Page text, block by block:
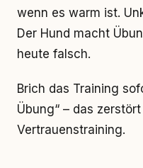
wenn es warm ist.
Der Hund macht
heute falsch.
Brich das Training
Übung“ – das
Vertrauenstraining.